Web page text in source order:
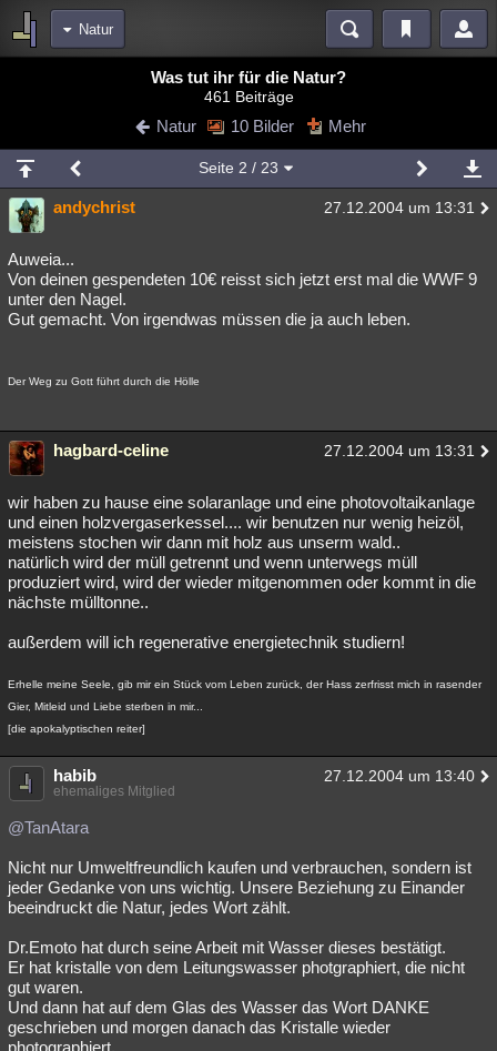
Natur
Blogs Videos
Chat Wiki Neuigkeiten
meine Rubriken
Menschen Wissenschaft Mystery Kriminalfälle
Spiritualität
Natur Umfragen
weitere Rubriken
Musik Clash Verbesserungen Allmystery English
Besucht Teilgenommen Alle Neue Geschlossen
Lesenswert Schlüsselwörter
Was tut ihr für die Natur?
461 Beiträge
Natur 10 Bilder Mehr
Seite 2 / 23
andychrist 27.12.2004 um 13:31
Auweia...
Von deinen gespendeten 10€ reisst sich jetzt erst mal die WWF 9
unter den Nagel.
Gut gemacht. Von irgendwas müssen die ja auch leben.
Der Weg zu Gott führt durch die Hölle
hagbard-celine 27.12.2004 um 13:31
wir haben zu hause eine solaranlage und eine photovoltaikanlage
und einen holzvergaserkessel.... wir benutzen nur wenig heizöl,
meistens stochen wir dann mit holz aus unserm wald..
natürlich wird der müll getrennt und wenn unterwegs müll
produziert wird, wird der wieder mitgenommen oder kommt in die
nächste mülltonne..
außerdem will ich regenerative energietechnik studiern!
Erhelle meine Seele, gib mir ein Stück vom Leben zurück, der Hass zerfrisst mich in rasender
Gier, Mitleid und Liebe sterben in mir...
[die apokalyptischen reiter]
habib 27.12.2004 um 13:40
ehemaliges Mitglied
@TanAtara
Nicht nur Umweltfreundlich kaufen und verbrauchen, sondern ist
jeder Gedanke von uns wichtig. Unsere Beziehung zu Einander
beeindruckt die Natur, jedes Wort zählt.
Dr.Emoto hat durch seine Arbeit mit Wasser dieses bestätigt.
Er hat kristalle von dem Leitungswasser photgraphiert, die nicht
gut waren.
Und dann hat auf dem Glas des Wasser das Wort DANKE
geschrieben und morgen danach das Kristalle wieder
photographiert.